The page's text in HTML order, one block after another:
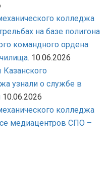
колледжа
на базе полигона
командного ордена
10.06.2026
Казанского
узнали о службе в
10.06.2026
колледжа
медиацентров СПО –